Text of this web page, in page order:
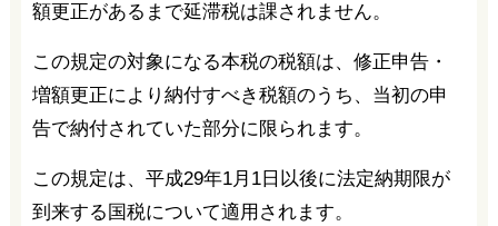
額更正があるまで延滞税は課されません。
この規定の対象になる本税の税額は、修正申告・
増額更正により納付すべき税額のうち、当初の申
告で納付されていた部分に限られます。
この規定は、平成29年1月1日以後に法定納期限が
到来する国税について適用されます。